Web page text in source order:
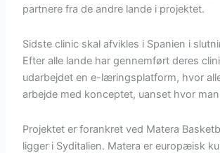
partnere fra de andre lande i projektet.
Sidste clinic skal afvikles i Spanien i
Efter alle lande har gennemført deres
udarbejdet en e-læringsplatform, hvor
arbejde med konceptet, uanset hvor
Projektet er forankret ved Matera
ligger i Syditalien. Matera er europæisk